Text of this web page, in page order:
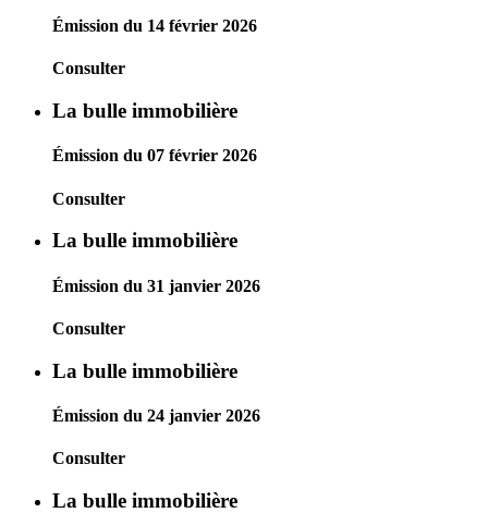
Émission du 14 février 2026
Consulter
La bulle immobilière
Émission du 07 février 2026
Consulter
La bulle immobilière
Émission du 31 janvier 2026
Consulter
La bulle immobilière
Émission du 24 janvier 2026
Consulter
La bulle immobilière